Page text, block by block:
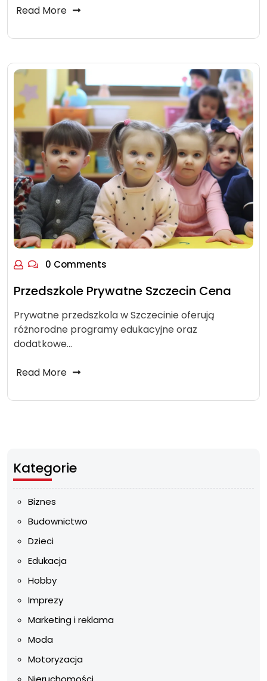
Read More
0 Comments
Przedszkole Prywatne Szczecin Cena
Prywatne przedszkola w Szczecinie oferują
różnorodne programy edukacyjne oraz
dodatkowe…
Read More
Kategorie
Biznes
Budownictwo
Dzieci
Edukacja
Hobby
Imprezy
Marketing i reklama
Moda
Motoryzacja